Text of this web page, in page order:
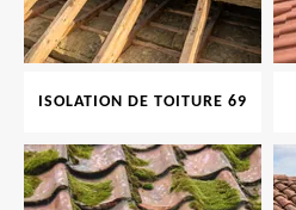
ISOLATION DE TOITURE 69